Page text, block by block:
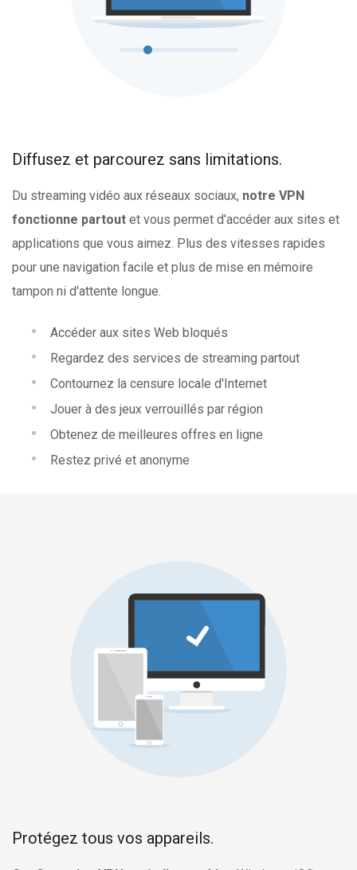
Diffusez et parcourez sans limitations.
Du streaming vidéo aux réseaux sociaux, notre VPN
fonctionne partout et vous permet d'accéder aux sites et
applications que vous aimez. Plus des vitesses rapides
pour une navigation facile et plus de mise en mémoire
tampon ni d'attente longue.
Accéder aux sites Web bloqués
Regardez des services de streaming partout
Contournez la censure locale d'Internet
Jouer à des jeux verrouillés par région
Obtenez de meilleures offres en ligne
Restez privé et anonyme
Protégez tous vos appareils.